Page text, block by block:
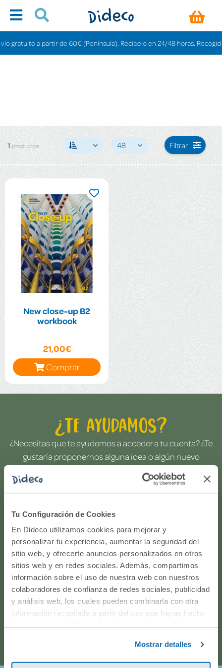
Tu Configuración de Cookies
En Dideco utilizamos cookies para mejorar y
personalizar tu experiencia, aumentar la seguridad del
sitio web, y ofrecerte anuncios personalizados en otros
sitios web y en redes sociales. Además, compartimos
información sobre el uso de nuestra web con nuestros
colaboradores de confianza de redes sociales, publicidad
y análisis web, los cuales pueden combinarla con otra
información recopilada a partir del uso que hayas hecho
Mostrar detalles
gratuito a partir de 60€ (Península). Recíbelo en 24/48 horas. Recogida
1 productos 48 Filtrar
New close-up B2
workbook
21,00€
Comprar
¿Te ayudamos?
¿Necesitas que te ayudemos a acceder a tu cuenta? ¿Te
gustaría proponernos alguna idea o algún nuevo
producto? ¿Has realizado un pedido y quieres saber si
todo va viento en popa? Ponte en contacto con
nosotros.
916597360
Correo electrónico
Horario de atención telefónica: de Lunes a Viernes, de
9:00h a 17:00h.